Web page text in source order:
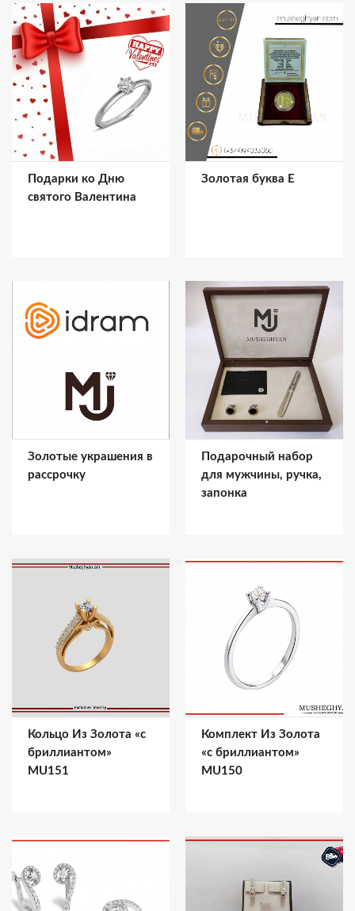
Подарки ко Дню
святого Валентина
Золотая буква Е
Золотые украшения в
рассрочку
Подарочный набор
для мужчины, ручка,
запонка
Кольцо Из Золота «с
бриллиантом»
MU151
Комплект Из Золота
«с бриллиантом»
MU150